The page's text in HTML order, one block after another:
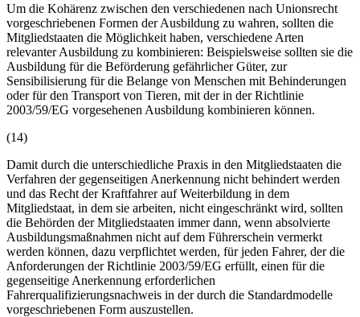
Um die Kohärenz zwischen den verschiedenen nach Unionsrecht
vorgeschriebenen Formen der Ausbildung zu wahren, sollten die
Mitgliedstaaten die Möglichkeit haben, verschiedene Arten
relevanter Ausbildung zu kombinieren: Beispielsweise sollten sie die
Ausbildung für die Beförderung gefährlicher Güter, zur
Sensibilisierung für die Belange von Menschen mit Behinderungen
oder für den Transport von Tieren, mit der in der Richtlinie
2003/59/EG vorgesehenen Ausbildung kombinieren können.
(14)
Damit durch die unterschiedliche Praxis in den Mitgliedstaaten die
Verfahren der gegenseitigen Anerkennung nicht behindert werden
und das Recht der Kraftfahrer auf Weiterbildung in dem
Mitgliedstaat, in dem sie arbeiten, nicht eingeschränkt wird, sollten
die Behörden der Mitgliedstaaten immer dann, wenn absolvierte
Ausbildungsmaßnahmen nicht auf dem Führerschein vermerkt
werden können, dazu verpflichtet werden, für jeden Fahrer, der die
Anforderungen der Richtlinie 2003/59/EG erfüllt, einen für die
gegenseitige Anerkennung erforderlichen
Fahrerqualifizierungsnachweis in der durch die Standardmodelle
vorgeschriebenen Form auszustellen.